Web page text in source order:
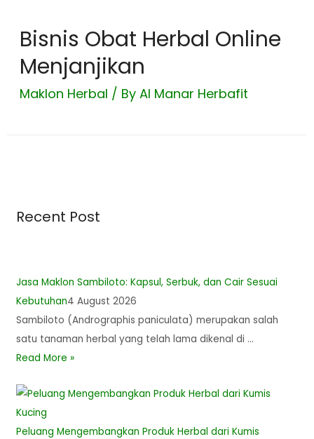
Bisnis Obat Herbal Online
Menjanjikan
Maklon Herbal / By Al Manar Herbafit
Recent Post
Jasa Maklon Sambiloto: Kapsul, Serbuk, dan Cair Sesuai
Kebutuhan4 August 2026
Sambiloto (Andrographis paniculata) merupakan salah
satu tanaman herbal yang telah lama dikenal di …
Read More »
Peluang Mengembangkan Produk Herbal dari Kumis